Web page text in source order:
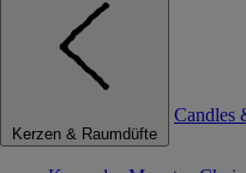
Kerzen & Raumdüfte
Candles